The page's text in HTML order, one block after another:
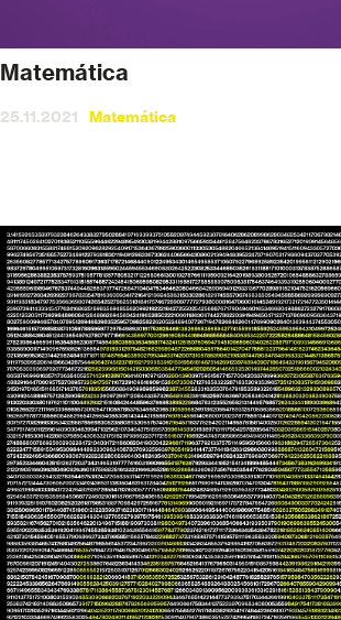
Matemática
25.11.2021 Matemática